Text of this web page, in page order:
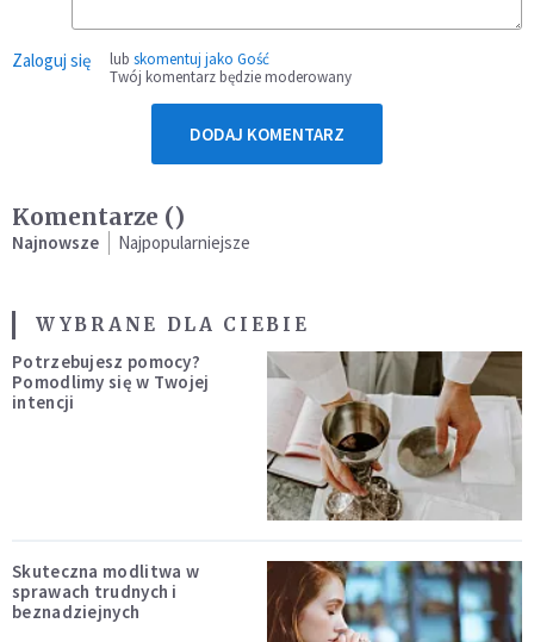
Zaloguj się lub skomentuj jako Gość
Twój komentarz będzie moderowany
DODAJ KOMENTARZ
Komentarze ()
Najnowsze Najpopularniejsze
WYBRANE DLA CIEBIE
Potrzebujesz pomocy?
Pomodlimy się w Twojej
intencji
Skuteczna modlitwa w
sprawach trudnych i
beznadziejnych